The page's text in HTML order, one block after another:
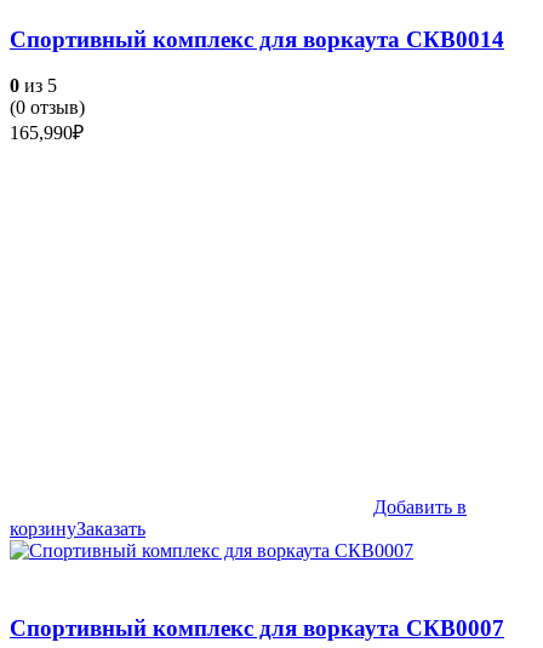
Спортивный комплекс для воркаута СКВ0014
0 из 5
(0 отзыв)
165,990₽
Добавить в
корзинуЗаказать
Спортивный комплекс для воркаута СКВ0007